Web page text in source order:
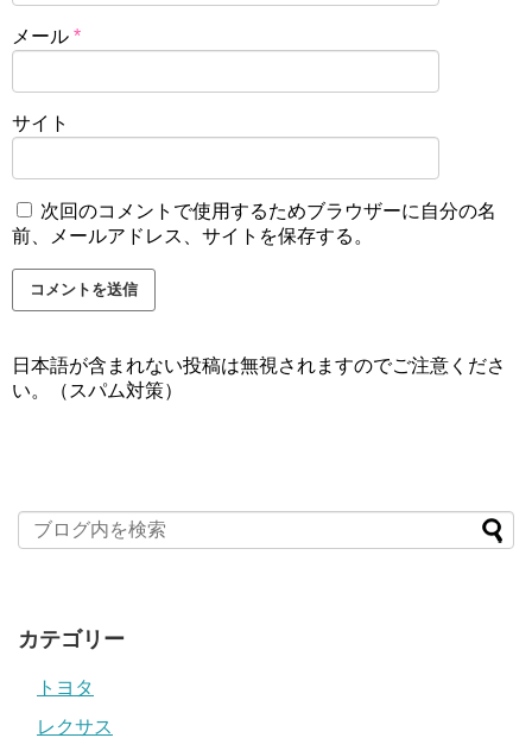
メール *
サイト
次回のコメントで使用するためブラウザーに自分の名
前、メールアドレス、サイトを保存する。
日本語が含まれない投稿は無視されますのでご注意くださ
い。（スパム対策）
カテゴリー
トヨタ
レクサス